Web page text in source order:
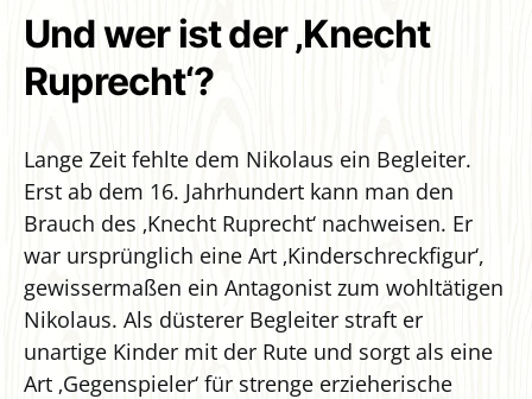
Und wer ist der ‚Knecht
Ruprecht‘?
Lange Zeit fehlte dem Nikolaus ein Begleiter.
Erst ab dem 16. Jahrhundert kann man den
Brauch des ‚Knecht Ruprecht‘ nachweisen. Er
war ursprünglich eine Art ‚Kinderschreckfigur‘,
gewissermaßen ein Antagonist zum wohltätigen
Nikolaus. Als düsterer Begleiter straft er
unartige Kinder mit der Rute und sorgt als eine
Art ‚Gegenspieler‘ für strenge erzieherische